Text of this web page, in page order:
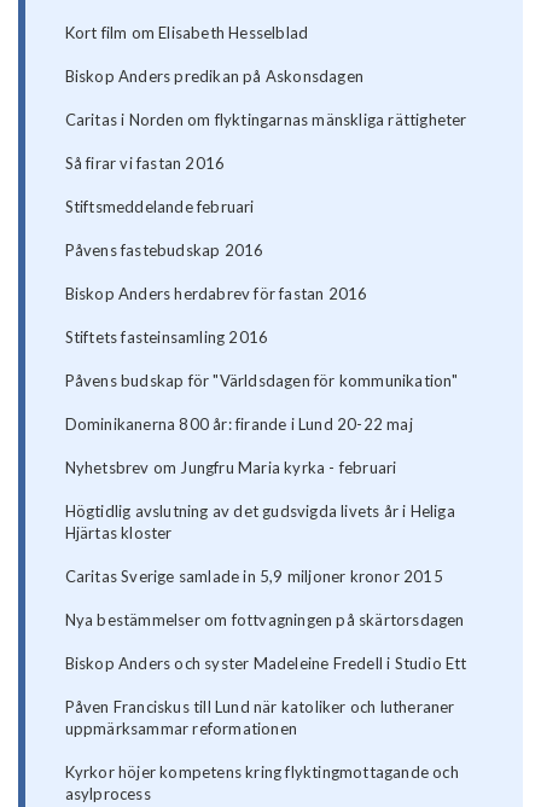
Kort film om Elisabeth Hesselblad
Biskop Anders predikan på Askonsdagen
Caritas i Norden om flyktingarnas mänskliga rättigheter
Så firar vi fastan 2016
Stiftsmeddelande februari
Påvens fastebudskap 2016
Biskop Anders herdabrev för fastan 2016
Stiftets fasteinsamling 2016
Påvens budskap för "Världsdagen för kommunikation"
Dominikanerna 800 år: firande i Lund 20-22 maj
Nyhetsbrev om Jungfru Maria kyrka - februari
Högtidlig avslutning av det gudsvigda livets år i Heliga
Hjärtas kloster
Caritas Sverige samlade in 5,9 miljoner kronor 2015
Nya bestämmelser om fottvagningen på skärtorsdagen
Biskop Anders och syster Madeleine Fredell i Studio Ett
Påven Franciskus till Lund när katoliker och lutheraner
uppmärksammar reformationen
Kyrkor höjer kompetens kring flyktingmottagande och
asylprocess